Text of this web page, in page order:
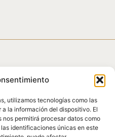
utilizamos tecnologías como las
la información del dispositivo. El
permitirá procesar datos como
identificaciones únicas en este